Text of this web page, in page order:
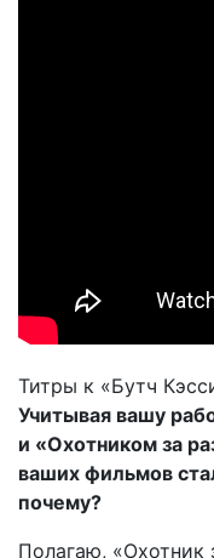
Титры к «Бутч
Учитывая вашу
и «Охотником за
ваших фильмов
почему?
Полагаю,